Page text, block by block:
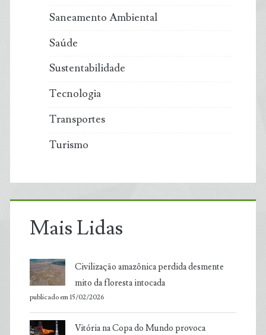
Saneamento Ambiental
Saúde
Sustentabilidade
Tecnologia
Transportes
Turismo
Mais Lidas
Civilização amazônica perdida desmente
mito da floresta intocada
publicado em 15/02/2026
Vitória na Copa do Mundo provoca